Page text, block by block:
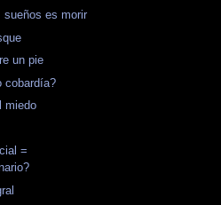
sueños es morir
un pie
cobardía?
miedo
=